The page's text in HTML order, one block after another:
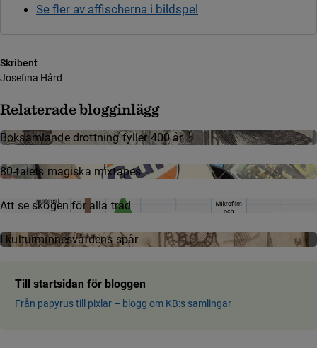
Se fler av affischerna i bildspel
Skribent
Josefina Hård
Relaterade blogginlägg
Boksamlande drottning fyller 400 år
80-talets magiska mixtapes
Att se skogen för alla träd
I kultur­min­nes­vår­dens spår
Till startsidan för bloggen
Från papyrus till pixlar ­– blog­g om KB:s samling­ar